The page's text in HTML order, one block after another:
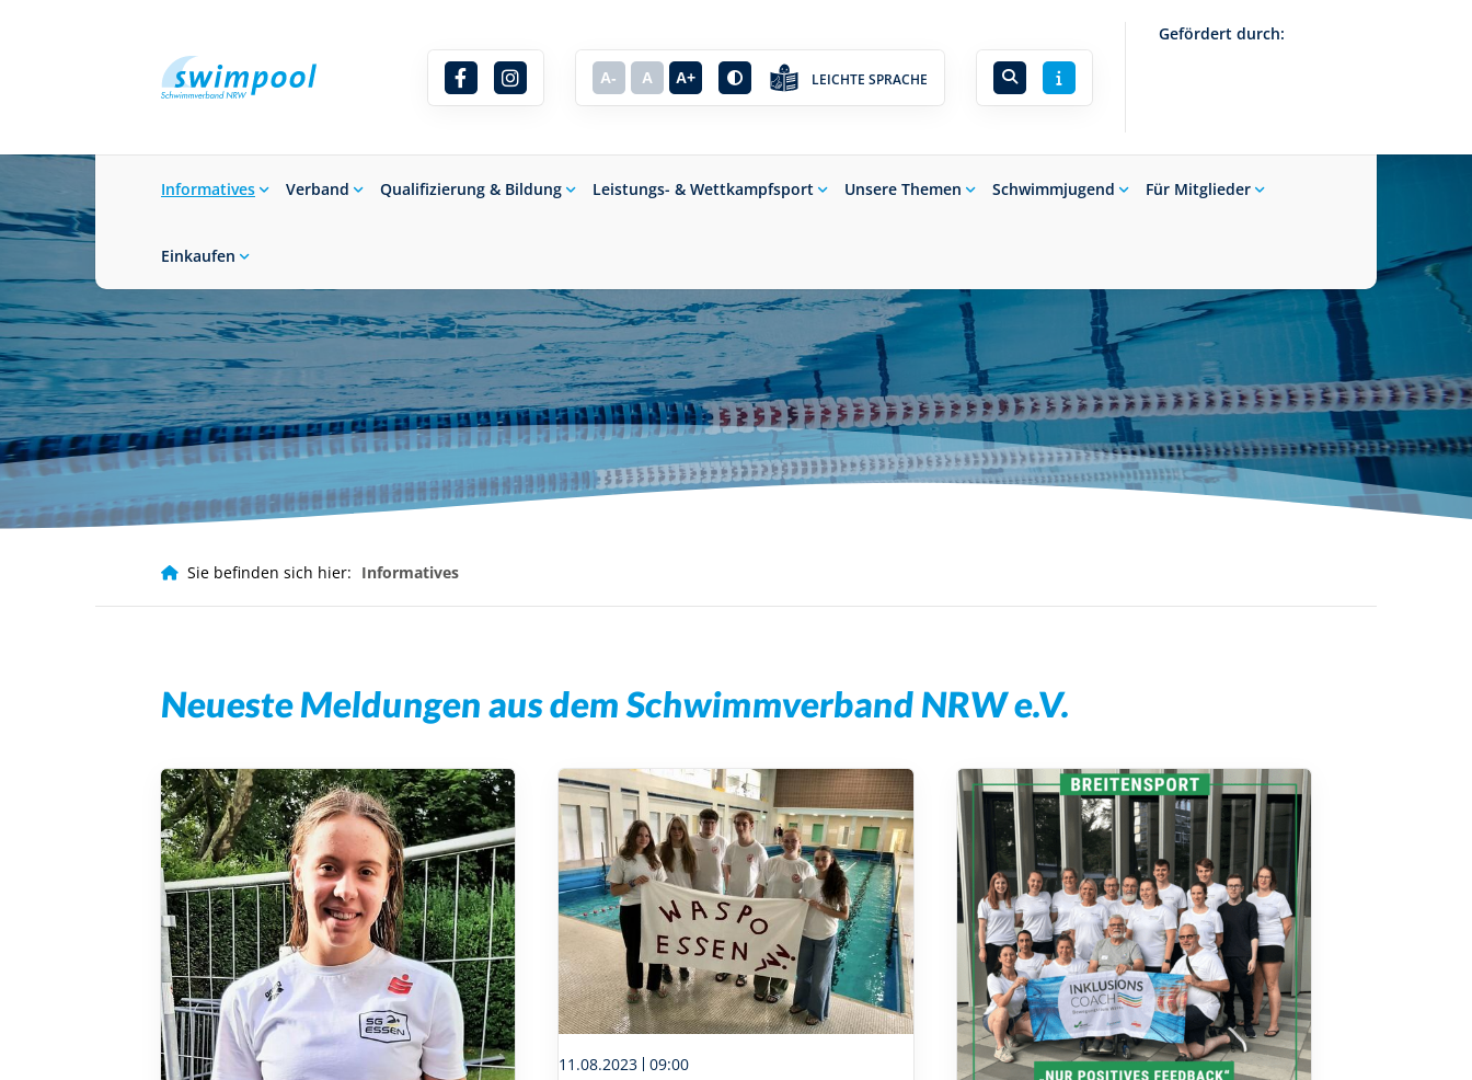
A- A A+ LEICHTE SPRACHE
Gefördert durch:
Informatives Verband Qualifizierung & Bildung Leistungs- & Wettkampfsport Unsere Themen Schwimmjugend Für Mitglieder
Einkaufen
Suchbegriff eingeben
Häufig gesucht
Infos für Eltern Infos für Vereine
Sie befinden sich hier: Informatives
Neueste Meldungen aus dem Schwimmverband NRW e.V.
11.08.2023 09:00